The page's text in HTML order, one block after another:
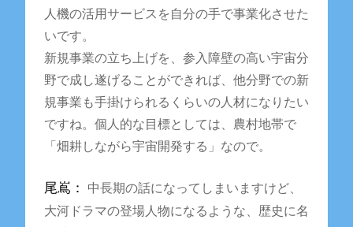
人機の活用サービスを自分の手で事業化させた
いです。
新規事業の立ち上げを、参入障壁の高い宇宙分
野で成し遂げることができれば、他分野での新
規事業も手掛けられるくらいの人材になりたい
ですね。個人的な目標としては、農村地帯で
「畑耕しながら宇宙開発する」なので。
尾嶌：
中長期の話になってしまいますけど、
大河ドラマの登場人物になるような、歴史に名